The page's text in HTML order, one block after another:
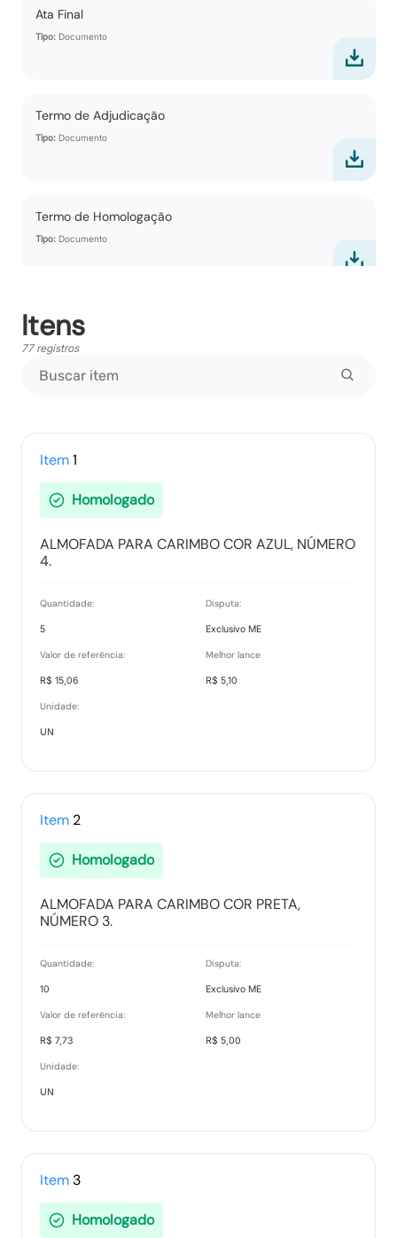
Ata Final
Tipo: Documento
Termo de Adjudicação
Tipo: Documento
Termo de Homologação
Tipo: Documento
Vencedores
Tipo: Documento
Relatório de Proposta Comercial
Tipo: Relatorio
Itens
77 registros
Item1
Homologado
ALMOFADA PARA CARIMBO COR AZUL, NÚMERO
4.
Quantidade:
5
Disputa:
Exclusivo ME
Valor de referência:
R$ 15,06
Melhor lance
R$ 5,10
Unidade:
UN
Item 2
Homologado
ALMOFADA PARA CARIMBO COR PRETA,
NÚMERO 3.
Quantidade:
10
Disputa:
Exclusivo ME
Valor de referência:
R$ 7,73
Melhor lance
R$ 5,00
Unidade:
UN
Item 3
Homologado